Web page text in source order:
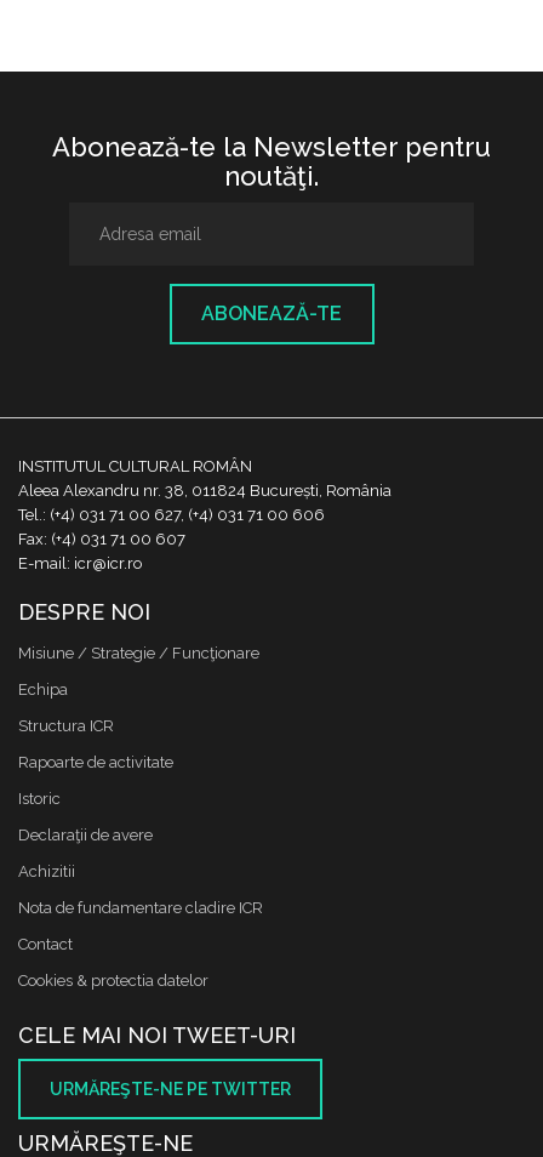
Abonează-te la Newsletter pentru
noutăţi.
ABONEAZĂ-TE
INSTITUTUL CULTURAL ROMÂN
Aleea Alexandru nr. 38, 011824 București, România
Tel.: (+4) 031 71 00 627, (+4) 031 71 00 606
Fax: (+4) 031 71 00 607
E-mail: icr@icr.ro
DESPRE NOI
Misiune / Strategie / Funcţionare
Echipa
Structura ICR
Rapoarte de activitate
Istoric
Declaraţii de avere
Achizitii
Nota de fundamentare cladire ICR
Contact
Cookies & protectia datelor
CELE MAI NOI TWEET-URI
URMĂREŞTE-NE PE TWITTER
URMĂREŞTE-NE